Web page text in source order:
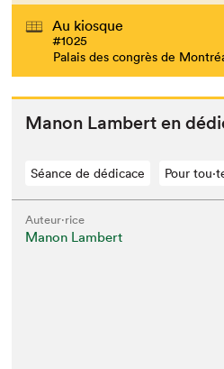
Au kiosque
#1025
Palais des congrès de
Manon Lam­bert en
Séance de dédicace Pour
Auteur·rice
Manon Lambert